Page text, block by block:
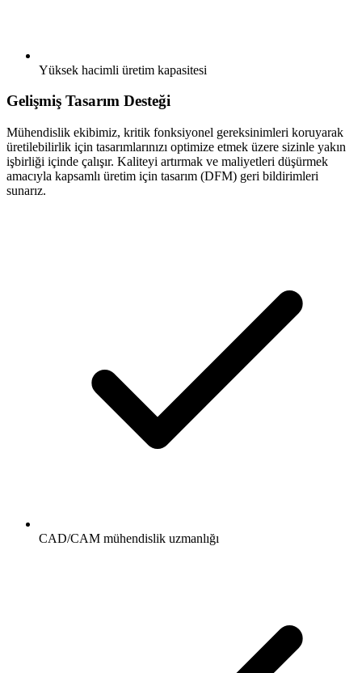
Yüksek hacimli üretim kapasitesi
Gelişmiş Tasarım Desteği
Mühendislik ekibimiz, kritik fonksiyonel gereksinimleri koruyarak
üretilebilirlik için tasarımlarınızı optimize etmek üzere sizinle yakın
işbirliği içinde çalışır. Kaliteyi artırmak ve maliyetleri düşürmek
amacıyla kapsamlı üretim için tasarım (DFM) geri bildirimleri
sunarız.
CAD/CAM mühendislik uzmanlığı